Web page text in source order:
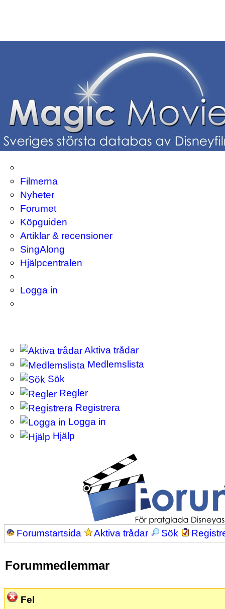
Filmerna
Nyheter
Forumet
Köpguiden
Artiklar & recensioner
SingAlong
Hjälpcentralen
Logga in
Aktiva trådar
Medlemslista
Sök
Regler
Registrera
Logga in
Hjälp
Forumstartsida Aktiva trådar Sök
Forummedlemmar
Fel